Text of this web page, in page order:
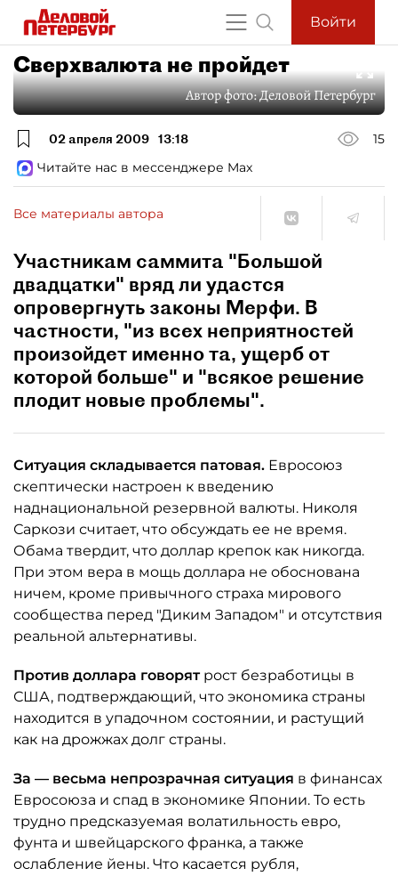
Войти
Сверхвалюта не пройдет
Автор фото:Деловой Петербург
02 апреля 2009 13:18
15
Читайте нас в мессенджере Max
Все материалы автора
Участникам саммита "Большой
двадцатки" вряд ли удастся
опровергнуть законы Мерфи. В
частности, "из всех неприятностей
произойдет именно та, ущерб от
которой больше" и "всякое решение
плодит новые проблемы".
Ситуация складывается патовая. Евросоюз
скептически настроен к введению
наднациональной резервной валюты. Николя
Саркози считает, что обсуждать ее не время.
Обама твердит, что доллар крепок как никогда.
При этом вера в мощь доллара не обоснована
ничем, кроме привычного страха мирового
сообщества перед "Диким Западом" и отсутствия
реальной альтернативы.
Против доллара говорят рост безработицы в
США, подтверждающий, что экономика страны
находится в упадочном состоянии, и растущий
как на дрожжах долг страны.
За — весьма непрозрачная ситуация в финансах
Евросоюза и спад в экономике Японии. То есть
трудно предсказуемая волатильность евро,
фунта и швейцарского франка, а также
ослабление йены. Что касается рубля,